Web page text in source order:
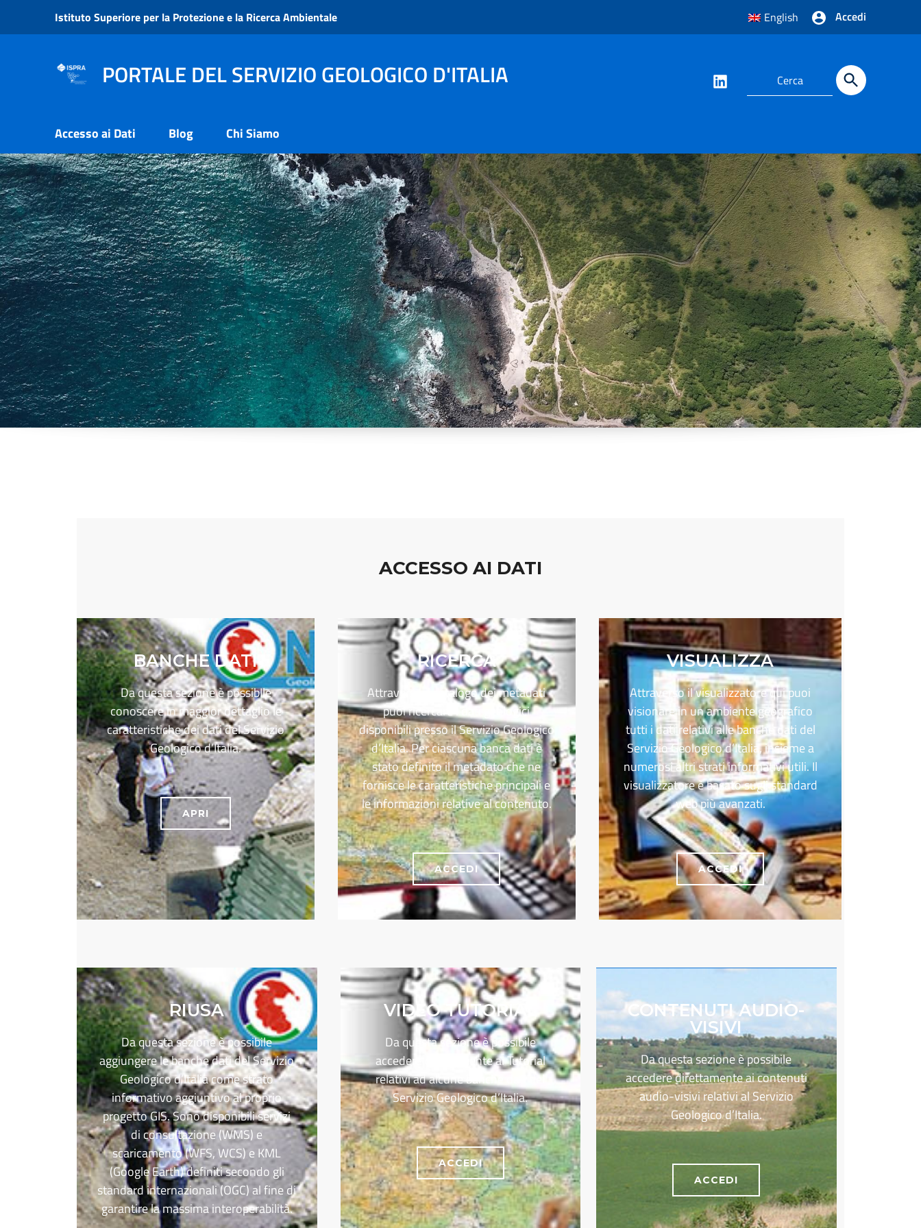
Vai ai contenuti
Vai al menu di navigazione
Istituto Superiore per la Protezione e la Ricerca Ambientale English Accedi
PORTALE DEL SERVIZIO GEOLOGICO D'ITALIA
Accesso ai Dati Blog Chi Siamo
ACCESSO AI DATI
BANCHE DATI
Da questa sezione è possibIle
conoscere in maggior dettaglio le
caratteristiche dei dati del Servizio
Geologico d’Italia.
APRI
RICERCA
Attraverso il catalogo dei metadati
puoi ricercare i dati geologici
disponibili presso il Servizio Geologico
d’Italia. Per ciascuna banca dati è
stato definito il metadato che ne
fornisce le caratteristiche principali e
le informazioni relative al contenuto.
ACCEDI
VISUALIZZA
Attraverso il visualizzatore qui puoi
visionare in un ambiente geografico
tutti i dati relativi alle banche dati del
Servizio Geologico d’Italia, insieme a
numerosi altri strati informativi utili. Il
visualizzatore è basato sugli standard
web più avanzati.
ACCEDI
RIUSA
Da questa sezione è possibile
aggiungere le banche dati del Servizio
Geologico d’Italia come strato
informativo aggiuntivo al proprio
progetto GIS. Sono disponibili servizi
di consultazione (WMS) e
scaricamento (WFS, WCS) e KML
(Google Earth) definiti secondo gli
standard internazionali (OGC) al fine di
garantire la massima interoperabilità.
VIDEO TUTORIAL
Da questa sezione è possibile
accedere direttamente ai Tutorial
relativi ad alcune banche dati del
Servizio Geologico d’Italia.
ACCEDI
CONTENUTI AUDIO-
VISIVI
Da questa sezione è possibile
accedere direttamente ai contenuti
audio-visivi relativi al Servizio
Geologico d’Italia.
ACCEDI